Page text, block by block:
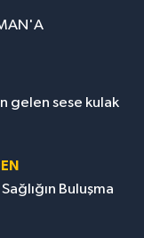
gelen sese kulak
Buluşma